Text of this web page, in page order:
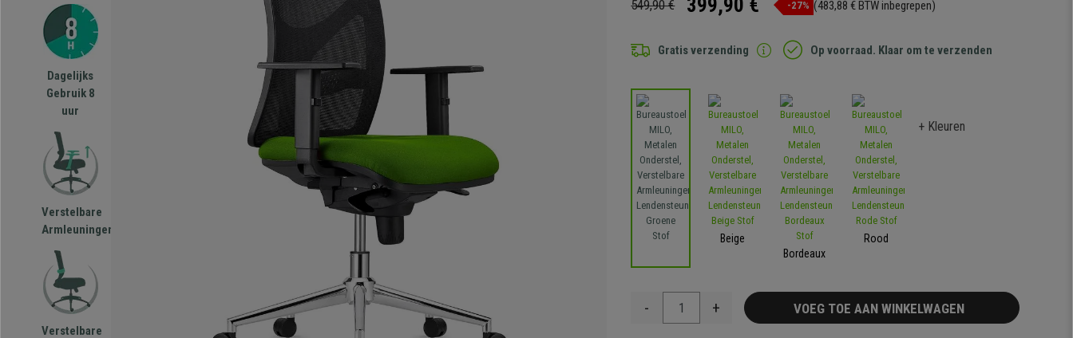
Dagelijks
Gebruik 8
uur
Verstelbare
Armleuningen
Verstelbare
549,90 € 399,90 € -27% (483,88 € BTW inbegrepen)
Gratis verzending Op voorraad. Klaar om te verzenden
Beige
Bordeaux
Rood
+ Kleuren
- + VOEG TOE AAN WINKELWAGEN